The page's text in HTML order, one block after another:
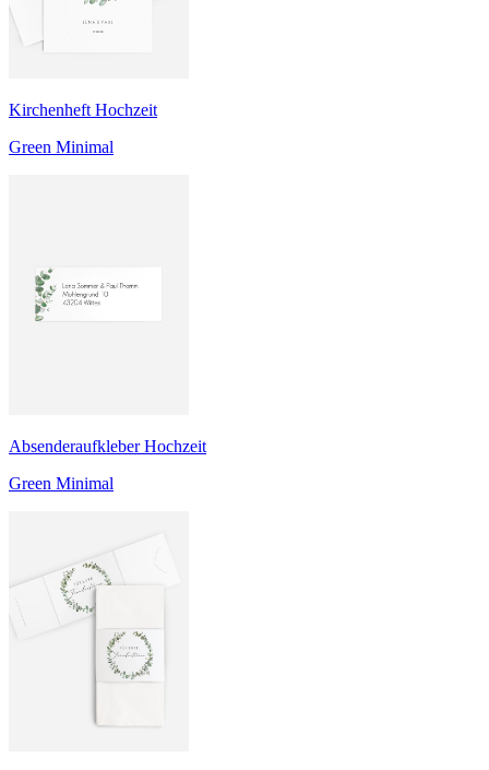
Kirchenheft Hochzeit
Green Minimal
Absenderaufkleber Hochzeit
Green Minimal